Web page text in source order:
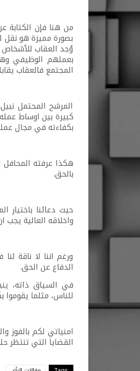
من هنا فإن الكتابة
بصورة مميزة هو نقل
وُجد العقاب
بعملهم الوظيفي
المجتمع فالعقاب
المرشح المحتمل
كبيرة بين اوساط
بكفاءته في مجال
هكذا عرفته المحافل
بالحق.
حيث دعائنا باختيار
واخلاقه العالية
ورغم اننا لا ناقة
الدفاع عن الحق.
في السياق ذاته،
للناس، مثلما
امنياتي لكم بالفوز
القضايا التي تنتظر